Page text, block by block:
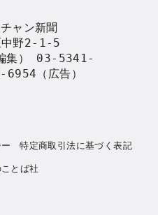
ャン新聞
中野2-1-5
集） 03-5341-
（広告）
特定商取引法に基づく表記
とば社